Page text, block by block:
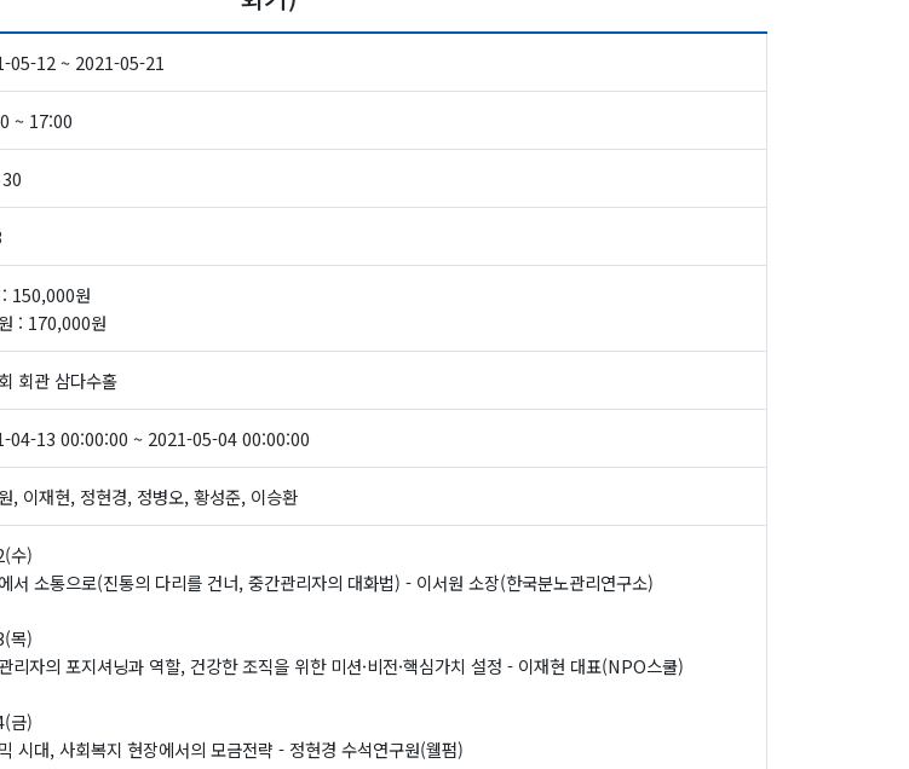
05-12 ~ 2021-05-21
~ 17:00
150,000원
: 170,000원
회관 삼다수홀
04-13 00:00:00 ~ 2021-05-04 00:00:00
, 이재현, 정현경, 정병오, 황성준, 이승환
수)
서 소통으로(진통의 다리를 건너, 중간관리자의 대화법) - 이서원 소장(한국분노관리연구소)
목)
리자의 포지셔닝과 역할, 건강한 조직을 위한 미션·비전·핵심가치 설정 - 이재현 대표(NPO스쿨)
금)
시대, 사회복지 현장에서의 모금전략 - 정현경 수석연구원(웰펌)